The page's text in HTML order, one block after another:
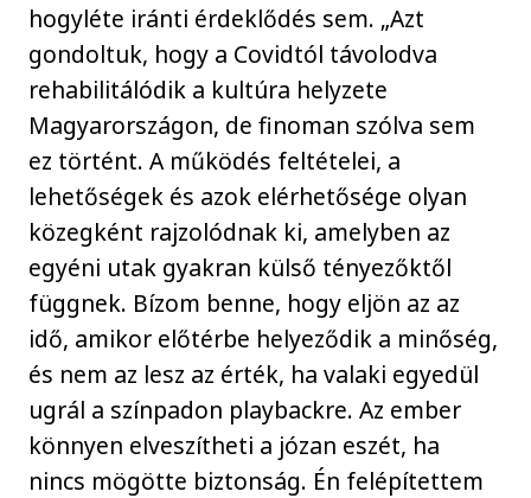
hogyléte iránti érdeklődés sem. „Azt
gondoltuk, hogy a Covidtól távolodva
rehabilitálódik a kultúra helyzete
Magyarországon, de finoman szólva sem
ez történt. A működés feltételei, a
lehetőségek és azok elérhetősége olyan
közegként rajzolódnak ki, amelyben az
egyéni utak gyakran külső tényezőktől
függnek. Bízom benne, hogy eljön az az
idő, amikor előtérbe helyeződik a minőség,
és nem az lesz az érték, ha valaki egyedül
ugrál a színpadon playbackre. Az ember
könnyen elveszítheti a józan eszét, ha
nincs mögötte biztonság. Én felépítettem